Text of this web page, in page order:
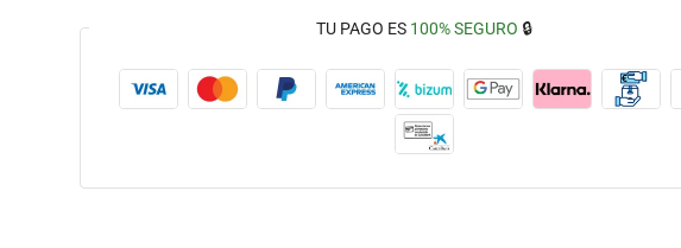
TU PAGO ES 100% SEGURO 🔒